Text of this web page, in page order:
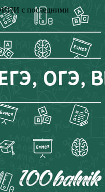
ФИПИ с последними